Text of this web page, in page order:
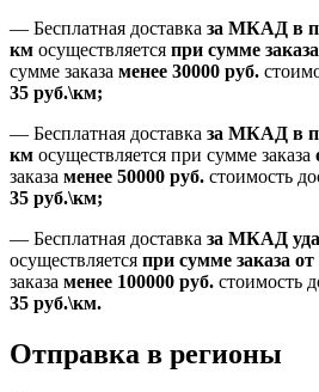
— Бесплатная доставка за МКАД в
км осуществляется при сумме заказа
сумме заказа менее 30000 руб.
35 руб.\км;
— Бесплатная доставка за МКАД в
км осуществляется при сумме заказа
заказа менее 50000 руб. стоимость
35 руб.\км;
— Бесплатная доставка за МКАД
осуществляется при сумме заказа от
заказа менее 100000 руб. стоимость
35 руб.\км.
Отправка в регионы